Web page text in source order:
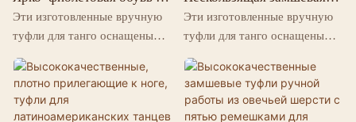
для танцпола. Это
превосходный вариант,
потрясающий внешний вид и
надежную работу для
сценических выступлений,
для танцпола. Это
превосходный вариант,
потрясающий внешний вид и
надежную работу для
сценических выступлений,
высоком каблуке Suphini
для розничных продавцов
и танцевальных академий.
Поставщик обуви для
танго с возможностью
индивидуального заказа.
Эти изготовленные вручную
туфли для танго оснащены
регулируемыми пряжками.
Они визуально удлиняют и
формируют стопу, надежно
фиксируя ее и предотвращая
подошва на шпильке для
точных движений в танго.
Профессиональный
производитель обуви для
танцев танго из Аргентины.
Эти изготовленные вручную
туфли для танго оснащены
регулируемыми пряжками.
Они визуально удлиняют и
формируют стопу, надежно
фиксируя ее и предотвращая